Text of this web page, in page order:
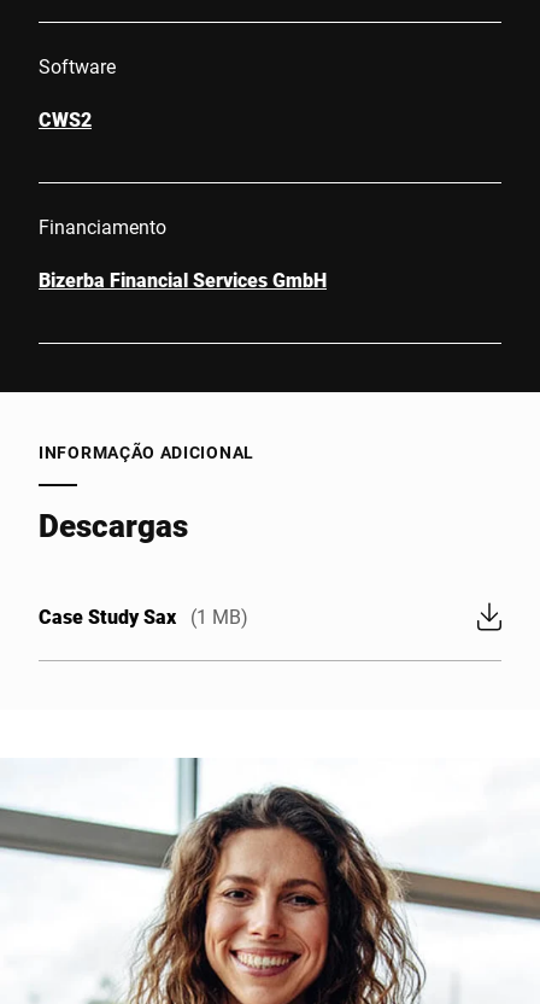
Software
CWS2
Financiamento
Bizerba Financial Services GmbH
INFORMAÇÃO ADICIONAL
Descargas
Case Study Sax (1 MB)